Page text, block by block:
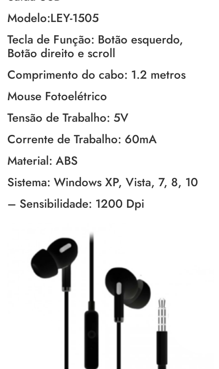
Modelo:LEY-1505
Tecla de Função: Botão esquerdo,
Botão direito e scroll
Comprimento do cabo: 1.2 metros
Mouse Fotoelétrico
Tensão de Trabalho: 5V
Corrente de Trabalho: 60mA
Material: ABS
Sistema: Windows XP, Vista, 7, 8, 10
– Sensibilidade: 1200 Dpi